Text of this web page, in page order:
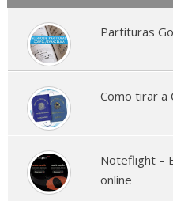
Partituras
Como tirar a
Noteflight –
online